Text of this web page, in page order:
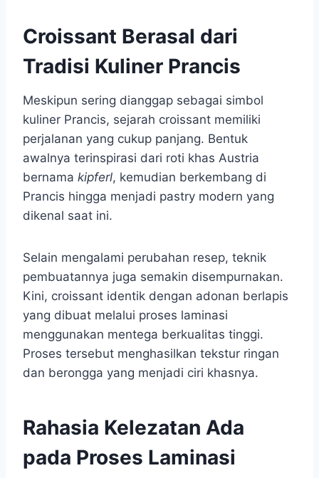
Croissant Berasal dari
Tradisi Kuliner Prancis
Meskipun sering dianggap sebagai simbol
kuliner Prancis, sejarah croissant memiliki
perjalanan yang cukup panjang. Bentuk
awalnya terinspirasi dari roti khas Austria
bernama kipferl, kemudian berkembang di
Prancis hingga menjadi pastry modern yang
dikenal saat ini.
Selain mengalami perubahan resep, teknik
pembuatannya juga semakin disempurnakan.
Kini, croissant identik dengan adonan berlapis
yang dibuat melalui proses laminasi
menggunakan mentega berkualitas tinggi.
Proses tersebut menghasilkan tekstur ringan
dan berongga yang menjadi ciri khasnya.
Rahasia Kelezatan Ada
pada Proses Laminasi